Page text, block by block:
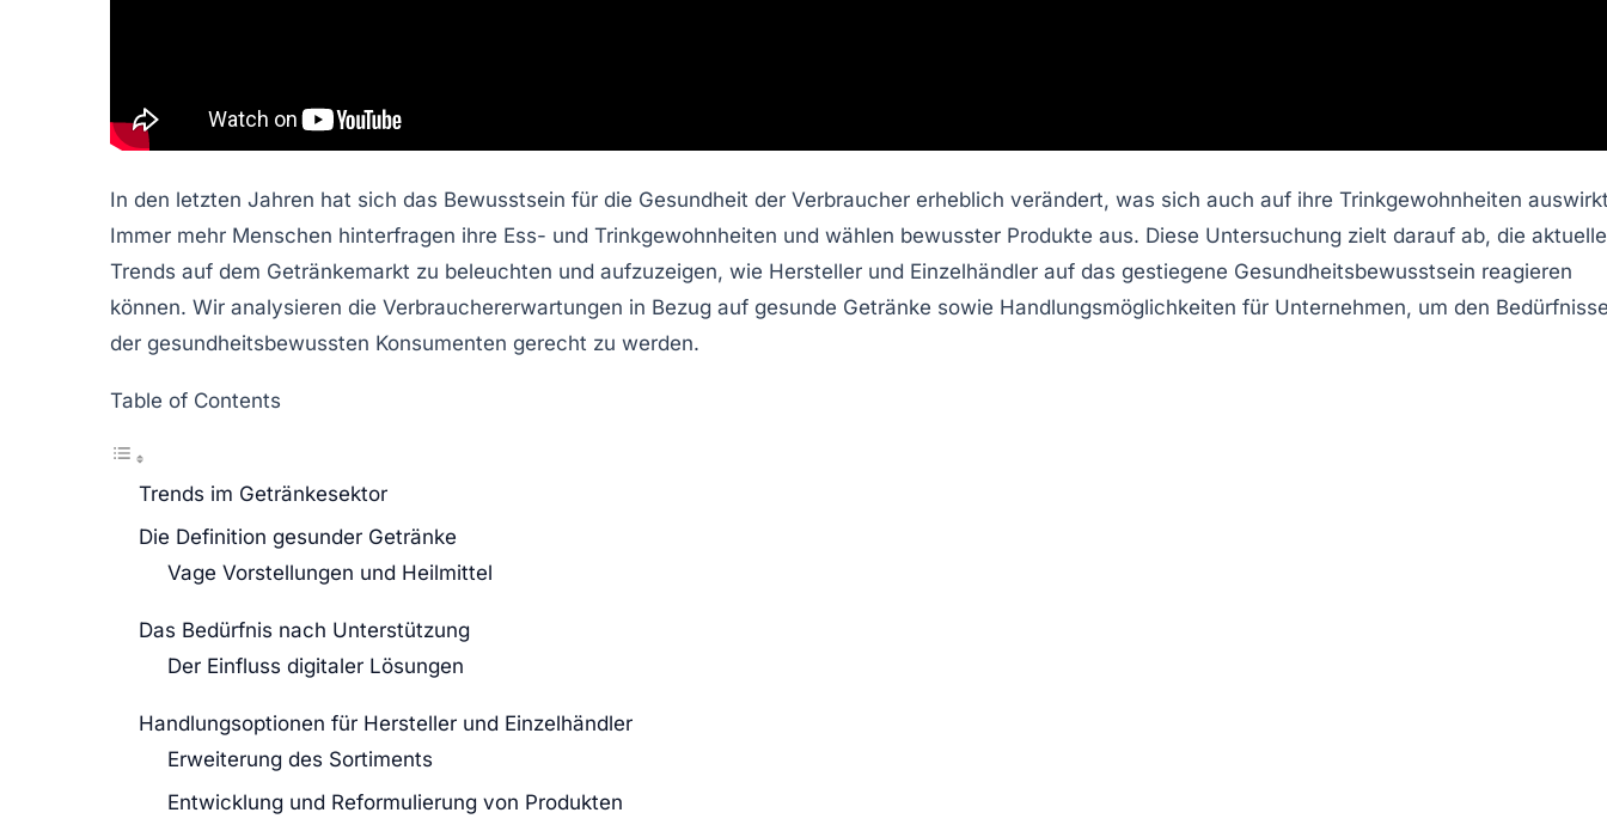
In den letzten Jahren hat sich das Bewusstsein für die Gesundheit der Verbraucher erheblich verändert, was sich auch auf ihre Trinkgewohnheiten
Immer mehr Menschen hinterfragen ihre Ess- und Trinkgewohnheiten und wählen bewusster Produkte aus. Diese Untersuchung zielt darauf ab, die
Trends auf dem Getränkemarkt zu beleuchten und aufzuzeigen, wie Hersteller und Einzelhändler auf das gestiegene Gesundheitsbewusstsein reagieren
können. Wir analysieren die Verbrauchererwartungen in Bezug auf gesunde Getränke sowie Handlungsmöglichkeiten für Unternehmen, um den
der gesundheitsbewussten Konsumenten gerecht zu werden.
Table of Contents
Trends im Getränkesektor
Die Definition gesunder Getränke
Vage Vorstellungen und Heilmittel
Das Bedürfnis nach Unterstützung
Der Einfluss digitaler Lösungen
Handlungsoptionen für Hersteller und Einzelhändler
Erweiterung des Sortiments
Entwicklung und Reformulierung von Produkten